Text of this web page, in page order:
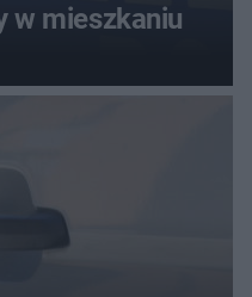
w mieszkaniu